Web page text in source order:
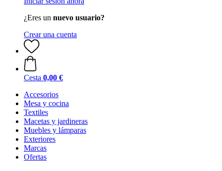
¿Eres un nuevo usuario?
Crear una cuenta
Cesta 0,00 €
Accesorios
Mesa y cocina
Textiles
Macetas y jardineras
Muebles y lámparas
Exteriores
Marcas
Ofertas